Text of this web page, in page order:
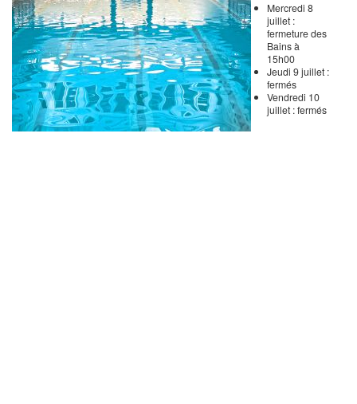
Mercredi 8
juillet :
fermeture des
Bains à
15h00
Jeudi 9 juillet :
fermés
Vendredi 10
juillet : fermés